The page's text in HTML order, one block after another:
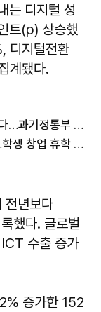
는 디지털 성
트(p) 상승했
디지털전환
계됐다.
카카오, 'AI 에이전트 마켓플레이스' 만든다…과기정통부 개발 사업 수주
과기정통부, 4대 과기원 창업 지원 강화…학생 창업 휴학 제한 폐지
전년보다
했다. 글로벌
수출 증가
증가한 152